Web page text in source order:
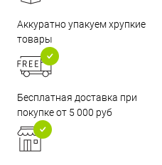
Аккуратно упакуем хрупкие
товары
Бесплатная доставка при
покупке от 5 000 руб